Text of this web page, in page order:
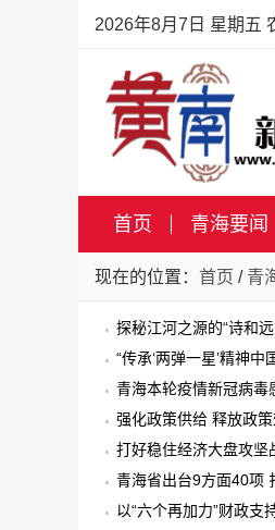
2026年8月7日 星期五
首页 青海要闻
现在的位置： 首页 / 青
探秘江河之源的“诗和远
“传承‘两弹一星’精神
青海本轮疫情新冠病毒
强化政策供给 释放政
的实施方案》新闻发布
打好稳住经济大盘攻坚
青海省出台9方面40项
以“六个再加力”财政支